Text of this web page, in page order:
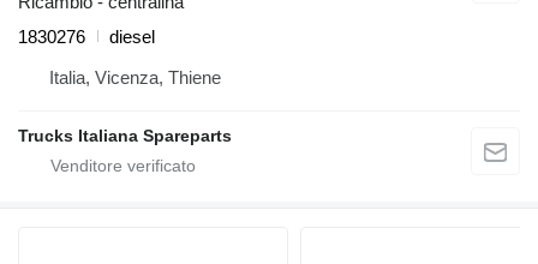
1830276
diesel
Italia, Vicenza, Thiene
Trucks Italiana Spareparts